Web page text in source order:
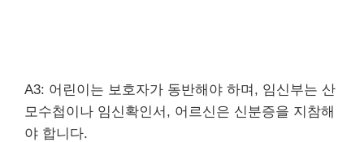
A3: 어린이는 보호자가 동반해야 하며, 임신부는 산
모수첩이나 임신확인서, 어르신은 신분증을 지참해
야 합니다.